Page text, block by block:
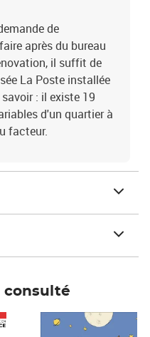
de
après du bureau
il suffit de
La Poste installée
: il existe 19
d'un quartier à
facteur.
consulté
Prix 7,50€